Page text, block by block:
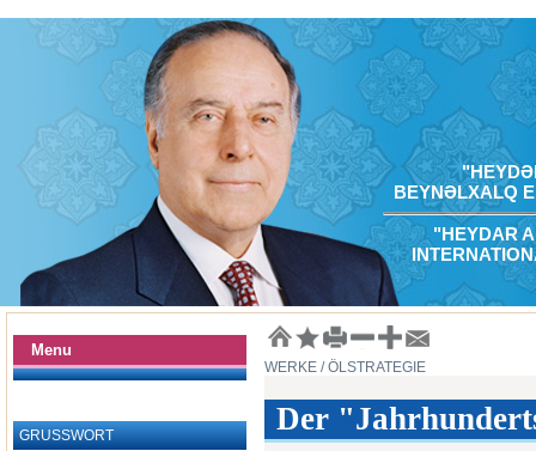
BEYNƏLXALQ
"HEYDAR
Menu
GRUSSWORT
WERKE / ÖLSTRATEGIE
Der